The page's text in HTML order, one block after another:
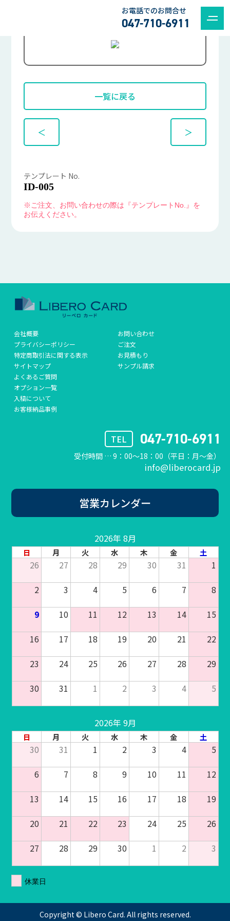
お電話でのお問合せ
047-710-6911
一覧に戻る
＜ ＞
テンプレート No.
ID-005
※ご注文、お問い合わせの際は『テンプレートNo.』を
お伝えください。
TEL 047-710-6911
受付時間 … 9：00〜18：00（平日：月〜金）
info@liberocard.jp
会社概要
プライバシーポリシー
特定商取引法に関する表示
サイトマップ
お問い合わせ
ご注文
お見積もり
サンプル請求
よくあるご質問
オプション一覧
入稿について
お客様納品事例
営業カレンダー
2026年 8月
日 月 火 水 木 金 土
26 27 28 29 30 31
1
2
3 4 5 6 7
8
9
10 11 12 13 14
15
16
17 18 19 20 21
22
23
24 25 26 27 28
29
30
31 1 2 3 4 5
2026年 9月
日 月 火 水 木 金 土
30 31 1 2 3 4
5
6
7 8 9 10 11
12
13
14 15 16 17 18
19
20
21 22 23 24 25
26
27
28 29 30 1 2 3
休業日
Copyright © Libero Card. All rights reserved.